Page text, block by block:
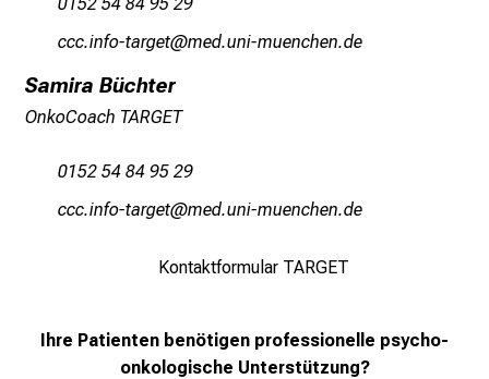
yyyeluwü;hbg,pxib
vimefaulrvfiuyziu/mi
Samira Büchter
OnkoCoach TARGET
0152 54 84 95 29
yyyeluwühbgpxib
vim-ful_vfiuyziusmdi
Kontaktformular TARGET
Ihre Patienten benötigen professionelle psycho-
onkologische Unterstützung?